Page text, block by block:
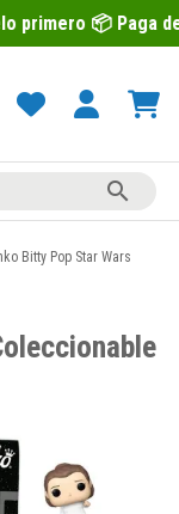
Paga después con

Bitty Pop Star Wars